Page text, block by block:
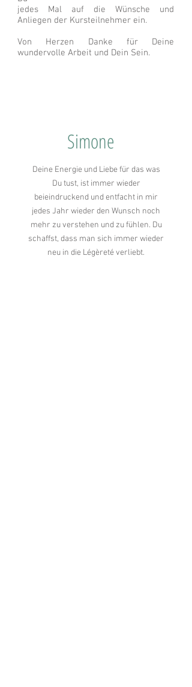
jedes Mal auf die Wünsche und
Anliegen der Kursteilnehmer ein.
Von Herzen Danke für Deine
wundervolle Arbeit und Dein Sein.
Simone
Deine Energie und Liebe für das was
Du tust, ist immer wieder
beieindruckend und entfacht in mir
jedes Jahr wieder den Wunsch noch
mehr zu verstehen und zu fühlen. Du
schaffst, dass man sich immer wieder
neu in die Légèreté verliebt.